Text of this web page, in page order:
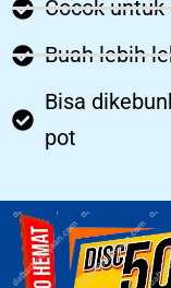
Cocok
Buah lebih
Bisa
pot